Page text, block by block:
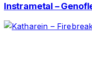
Instrametal –